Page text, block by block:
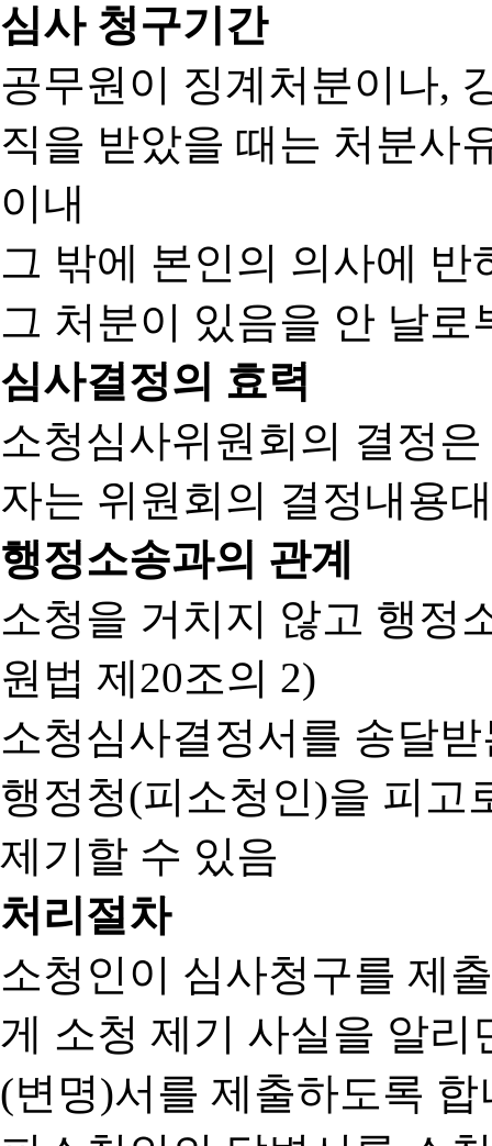
심사 청구기간
공무원이 징계처분이나,
직을 받았을 때는 처분사
이내
그 밖에 본인의 의사에
그 처분이 있음을 안 날로
심사결정의 효력
소청심사위원회의 결정
자는 위원회의 결정내용
행정소송과의 관계
소청을 거치지 않고 행정
원법 제20조의 2)
소청심사결정서를 송달
행정청(피소청인)을 피고
제기할 수 있음
처리절차
소청인이 심사청구를 제
게 소청 제기 사실을 알
(변명)서를 제출하도록 합